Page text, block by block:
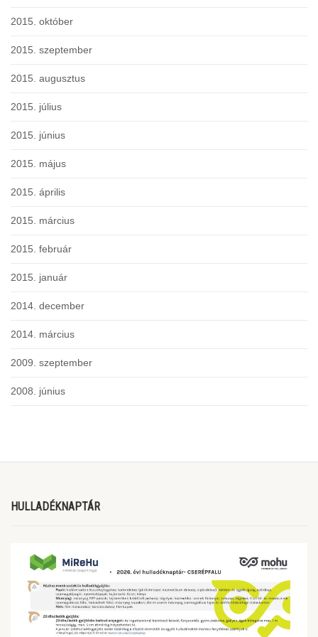
2015. október
2015. szeptember
2015. augusztus
2015. július
2015. június
2015. május
2015. április
2015. március
2015. február
2015. január
2014. december
2014. március
2009. szeptember
2008. június
HULLADÉKNAPTÁR